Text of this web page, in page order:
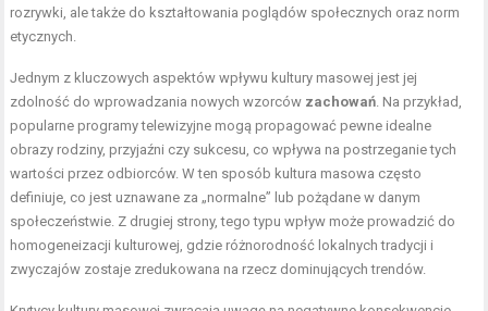
rozrywki, ale także do kształtowania poglądów społecznych oraz norm
etycznych.
Jednym z kluczowych aspektów wpływu kultury masowej jest jej
zdolność do wprowadzania nowych wzorców zachowań . Na przykład,
popularne programy telewizyjne mogą propagować pewne idealne
obrazy rodziny, przyjaźni czy sukcesu, co wpływa na postrzeganie tych
wartości przez odbiorców. W ten sposób kultura masowa często
definiuje, co jest uznawane za „normalne” lub pożądane w danym
społeczeństwie. Z drugiej strony, tego typu wpływ może prowadzić do
homogeneizacji kulturowej, gdzie różnorodność lokalnych tradycji i
zwyczajów zostaje zredukowana na rzecz dominujących trendów.